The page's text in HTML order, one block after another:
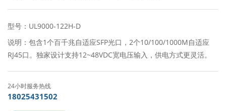
型号：UL9000-122H-D
说明：包含1个百千兆自适应SFP光口，2个10/100/1000M自适应
RJ45口。独家设计支持12~48VDC宽电压输入，供电方式更灵活。
24小时服务热线
18025431502